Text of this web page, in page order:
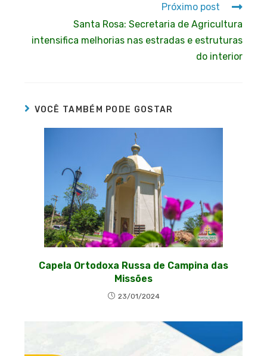
Próximo post
Santa Rosa: Secretaria de Agricultura
intensifica melhorias nas estradas e estruturas
do interior
VOCÊ TAMBÉM PODE GOSTAR
Capela Ortodoxa Russa de Campina das
Missões
23/01/2024